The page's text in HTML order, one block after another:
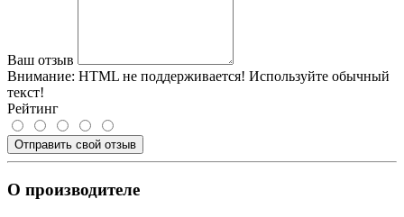
Ваш отзыв
Внимание: HTML не поддерживается! Используйте обычный
текст!
Рейтинг
Отправить свой отзыв
О производителе